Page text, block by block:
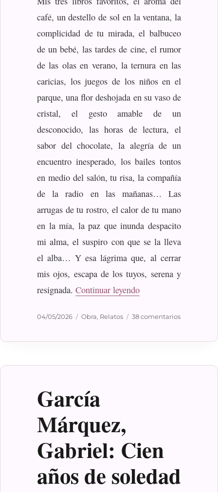
café, un destello de sol en la ventana, la
complicidad de tu mirada, el balbuceo
de un bebé, las tardes de cine, el rumor
de las olas en verano, la ternura en las
caricias, los juegos de los niños en el
parque, una flor deshojada en su vaso de
cristal, el gesto amable de un
desconocido, las horas de lectura, el
sabor del chocolate, la alegría de un
encuentro inesperado, los bailes tontos
en medio del salón, tu risa, la compañía
de la radio en las mañanas… Las
arrugas de tu rostro, el calor de tu mano
en la mía, la paz que inunda despacito
mi alma, el suspiro con que se la lleva
el alba… Y esa lágrima que, al cerrar
mis ojos, escapa de los tuyos, serena y
resignada. Continuar leyendo«Algo perfecto»
Publicado
04/05/2026 Categorías
Obra, Relatos 38 comentariosen
García
Márquez,
Gabriel: Cien
años de soledad